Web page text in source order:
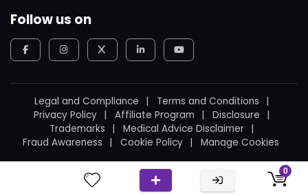
0
Follow us on
Legal and Compliance
Terms and Conditions
Privacy Policy
Affiliate Program
Disclosure
Trademarks
Medical Advice Disclaimer
Fraud Awareness
Cookie Policy
Manage Cookies
WeBoating.All rights reserved.
Proudly built in Canada
by Ukrainian Canadian .